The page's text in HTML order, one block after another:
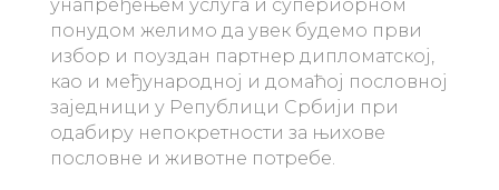
унапређењем услуга и супериорном
понудом желимо да увек будемо први
избор и поуздан партнер дипломатској,
као и међународној и домаћој пословној
заједници у Републици Србији при
одабиру непокретности за њихове
пословне и животне потребе.